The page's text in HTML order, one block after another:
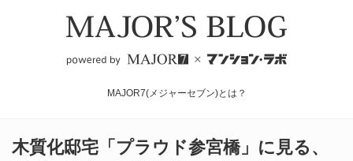
MAJOR7(メジャーセブン)とは？
木質化邸宅「プラウド参宮橋」に見る、